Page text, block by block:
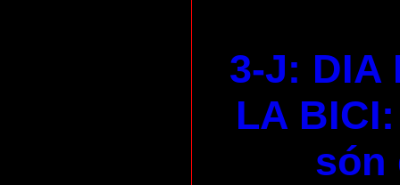
3-J: DIA
LA
són